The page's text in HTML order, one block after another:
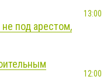
под арестом,
13:00
12:00